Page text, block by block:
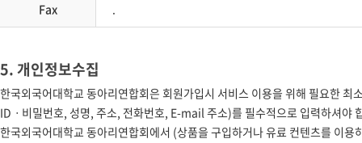
Fax .
5. 개인정보수집
한국외국어대학교 동아리연합회은 회원가입시 서비스 이용을 위해 필요한
IDㆍ비밀번호, 성명, 주소, 전화번호, E-mail 주소)를 필수적으로 입력하셔야
한국외국어대학교 동아리연합회에서 (상품을 구입하거나 유료 컨텐츠를 이